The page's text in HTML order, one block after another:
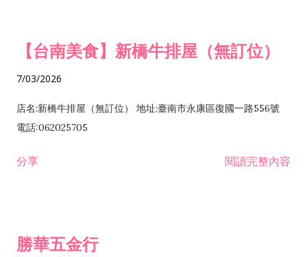
【台南美食】新橋牛排屋（無訂位）
7/03/2026
店名:新橋牛排屋（無訂位） 地址:臺南市永康區復國一路556號
電話:062025705
分享 閱讀完整內容
勝華五金行